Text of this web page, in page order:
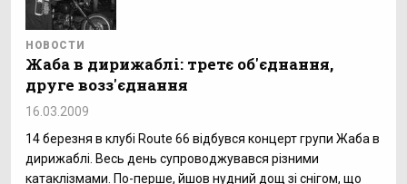
НОВОСТИ
Жаба в дирижаблі: третє об'єднання,
друге возз'єднання
16.03.2009
14 березня в клубі Route 66 відбувся концерт групи Жаба в
дирижаблі. Весь день супроводжувався різними
катаклізмами. По-перше, йшов нудний дощ зі снігом, що